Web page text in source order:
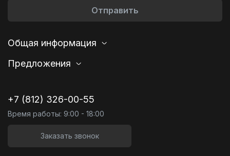
Отправить
Общая информация
Предложения
+7 (812) 326-00-55
Время работы: 9:00 - 18:00
Заказать звонок